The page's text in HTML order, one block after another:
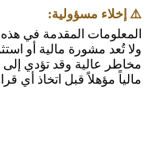
⚠️ إخلاء مسؤولية:
المعلومات المقدمة في
ولا تُعد مشورة مالية أو
مخاطر عالية وقد تؤدي
مالياً مؤهلاً قبل اتخاذ أي